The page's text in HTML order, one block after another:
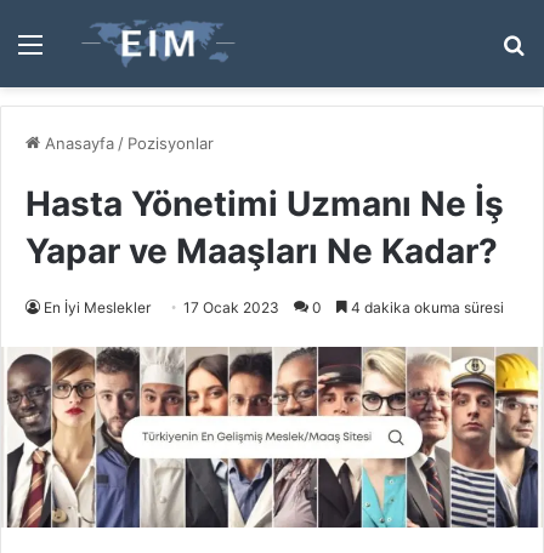
Menü
...
Anasayfa / Pozisyonlar
Hasta Yönetimi Uzmanı Ne İş
Yapar ve Maaşları Ne Kadar?
En İyi Meslekler 17 Ocak 2023 0 4 dakika okuma süresi